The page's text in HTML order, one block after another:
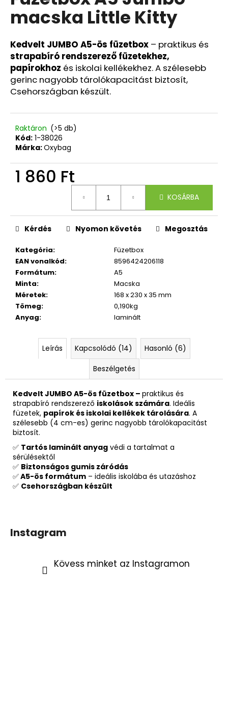
ből
csillag.
macska Little Kitty
Kedvelt JUMBO A5-ös füzetbox – praktikus és
strapabíró rendszerező füzetekhez,
papírokhoz és iskolai kellékekhez. A szélesebb
gerinc nagyobb tárolókapacitást biztosít,
Csehországban készült.
Raktáron (>5 db)
Kód: 1-38026
Márka:Oxybag
1 860 Ft
KOSÁRBA
Kategória:
Füzetbox
EAN vonalkód:
8596424206118
Formátum:
A5
Minta:
Macska
Méretek:
168 x 230 x 35 mm
Tömeg:
0,190kg
Anyag: laminált
Kérdés Nyomon követés Megosztás
Leírás Kapcsolódó (14)
Hasonló (6)
Beszélgetés
Kedvelt JUMBO A5-ös füzetbox – praktikus és
strapabíró rendszerező iskolások számára. Ideális
füzetek, papírok és iskolai kellékek tárolására. A
szélesebb (4 cm-es) gerinc nagyobb tárolókapacitást
biztosít.
✅ Tartós laminált anyag védi a tartalmat a
sérülésektől
✅ Biztonságos gumis záródás
✅A5-ös formátum – ideális iskolába és utazáshoz
✅ Csehországban készült
j
á
n
l
j
u
ISKOLAI
HÁTIZSÁK
NEXT
BUTTERFLY
Instagram
Kövess minket az Instagramon